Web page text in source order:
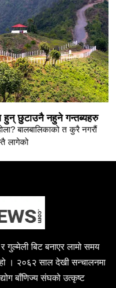
हुन् छुटाउनै नहुने गन्तब्यहरु
बालबालिकाको त कुरै नगरौं
लागेको
गुल्मेली बिट बनाएर लामो समय
। २०६२ साल देखी सन्चालनमा
बाँणिज्य संघको उत्कृष्ट